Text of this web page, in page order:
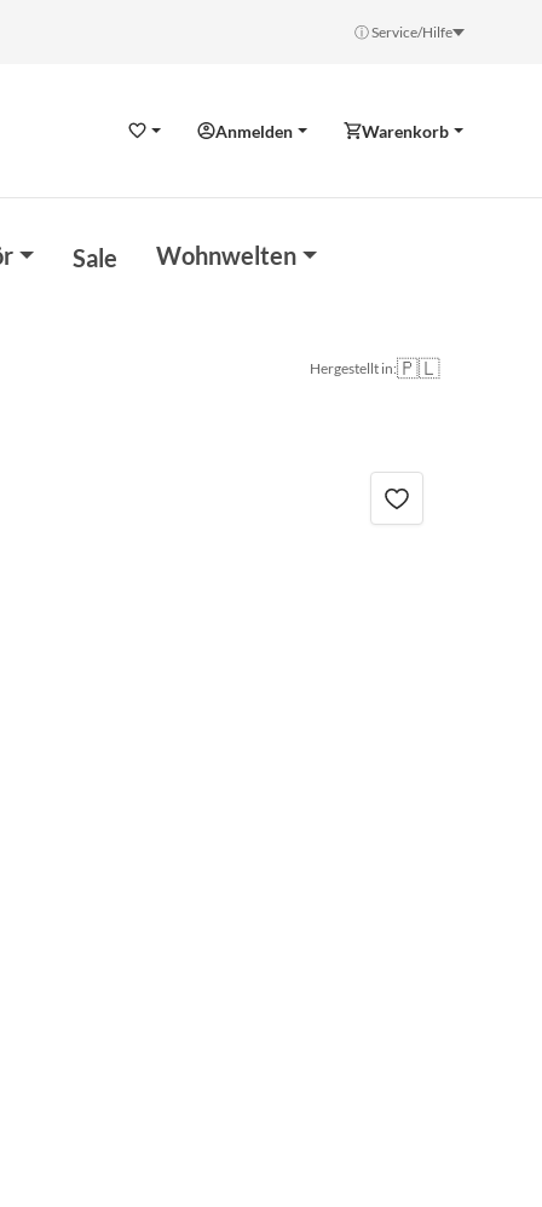
ⓘ Service/Hilfe
WunschzettelAnmelden Warenkorb
Sale Wohnwelten
Hergestellt in:🇵🇱